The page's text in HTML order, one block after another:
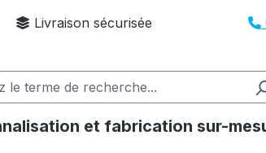
Livraison sécurisée
et fabrication sur-